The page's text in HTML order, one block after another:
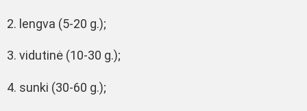
2. lengva (5-20 g.);
3. vidutinė (10-30 g.);
4. sunki (30-60 g.);